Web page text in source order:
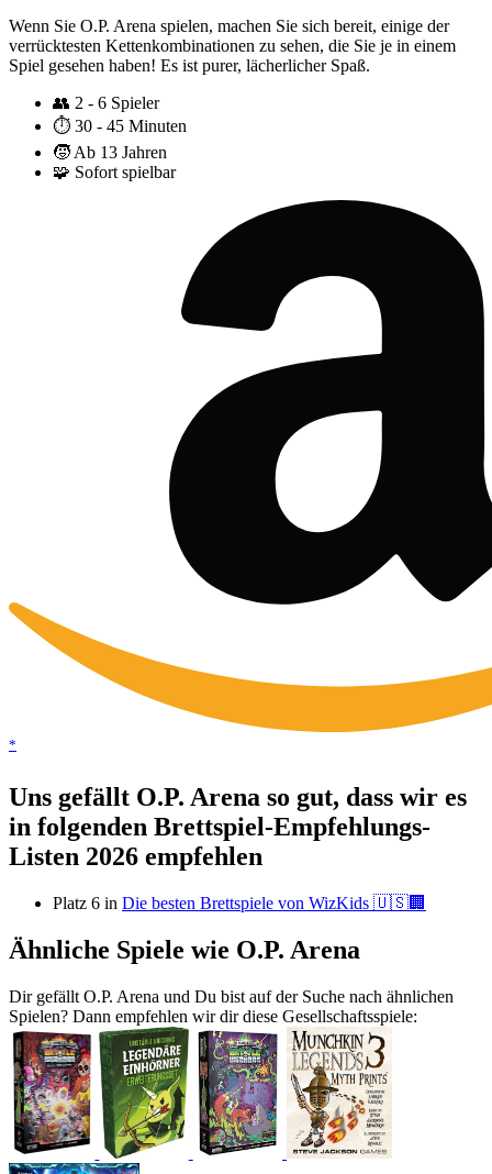
Wenn Sie O.P. Arena spielen, machen Sie sich bereit, einige der
verrücktesten Kettenkombinationen zu sehen, die Sie je in einem
Spiel gesehen haben! Es ist purer, lächerlicher Spaß.
👥 2 - 6 Spieler
⏱️ 30 - 45 Minuten
🧒 Ab 13 Jahren
🧩 Sofort spielbar
*
Uns gefällt O.P. Arena so gut, dass wir es
in folgenden Brettspiel-Empfehlungs-
Listen 2026 empfehlen
Platz 6 in Die besten Brettspiele von WizKids 🇺🇸🏢
Ähnliche Spiele wie O.P. Arena
Dir gefällt O.P. Arena und Du bist auf der Suche nach ähnlichen
Spielen? Dann empfehlen wir dir diese Gesellschaftsspiele: